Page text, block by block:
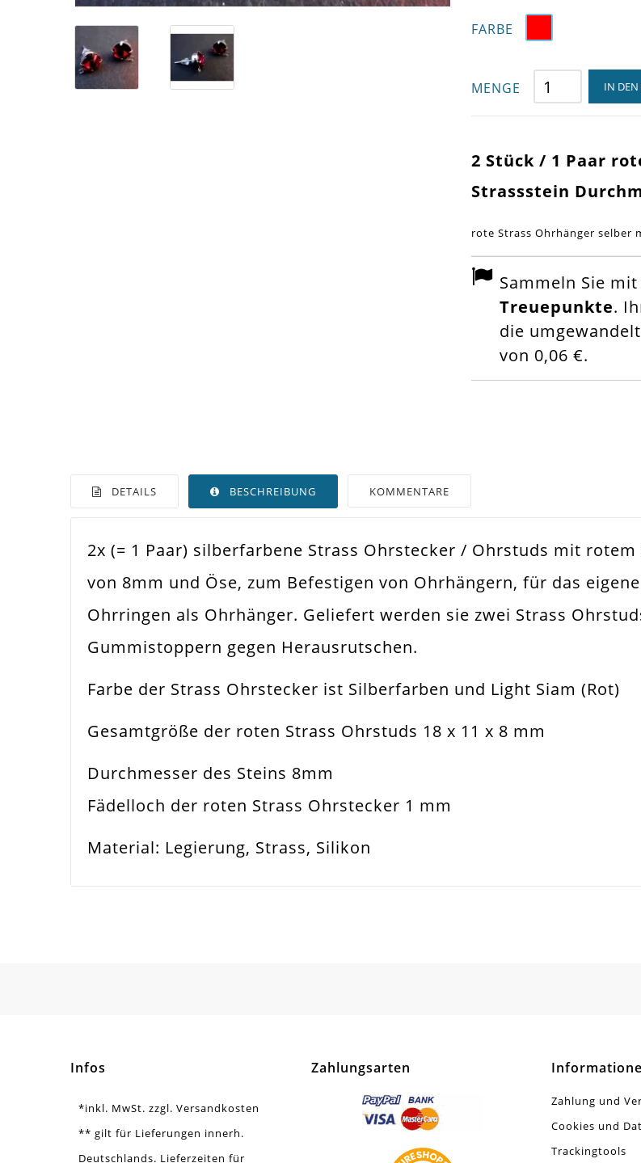
FARBE
MENGE IN DEN
2 Stück / 1 Paar
Strassstein
rote Strass Ohrhänger selber
Sammeln Sie
Treuepunkte.
die
von 0,06 €.
DETAILS BESCHREIBUNG KOMMENTARE
Farbe
Rot
Ohrring
Spezifikation
Ohrstecker Mit Öse
Verwendung
Ohrhänger
Durchmesser Außen
Strassstein 8mm
Größe Außen
Fädelloch /
1.5mm
2x (= 1 Paar) silberfarbene Strass Ohrstecker / Ohrstuds mit
von 8mm und Öse, zum Befestigen von Ohrhängern, für das
Ohrringen als Ohrhänger. Geliefert werden sie zwei Strass
Gummistoppern gegen Herausrutschen.
Farbe der Strass Ohrstecker ist Silberfarben und Light Siam (Rot)
Gesamtgröße der roten Strass Ohrstuds 18 x 11 x 8 mm
Durchmesser des Steins 8mm
Fädelloch der roten Strass Ohrstecker 1 mm
Material: Legierung, Strass, Silikon
Infos
*inkl. MwSt. zzgl. Versandkosten
** gilt für Lieferungen innerh.
Deutschlands. Lieferzeiten für
Zahlungsarten
Zahlung und
Cookies und
Trackingtools